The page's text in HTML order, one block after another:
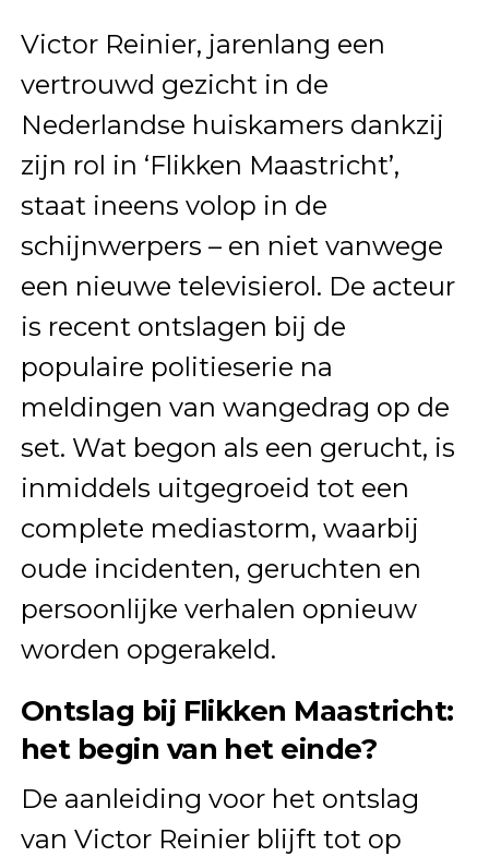
Victor Reinier, jarenlang een
vertrouwd gezicht in de
Nederlandse huiskamers dankzij
zijn rol in ‘Flikken Maastricht’,
staat ineens volop in de
schijnwerpers – en niet vanwege
een nieuwe televisierol. De acteur
is recent ontslagen bij de
populaire politieserie na
meldingen van wangedrag op de
set. Wat begon als een gerucht, is
inmiddels uitgegroeid tot een
complete mediastorm, waarbij
oude incidenten, geruchten en
persoonlijke verhalen opnieuw
worden opgerakeld.
Ontslag bij Flikken Maastricht:
het begin van het einde?
De aanleiding voor het ontslag
van Victor Reinier blijft tot op